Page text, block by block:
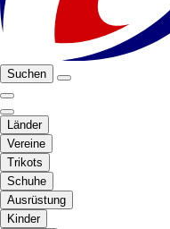
Suchen
Länder
Vereine
Trikots
Schuhe
Ausrüstung
Kinder